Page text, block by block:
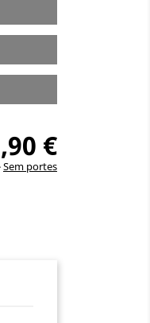
€
Sem portes